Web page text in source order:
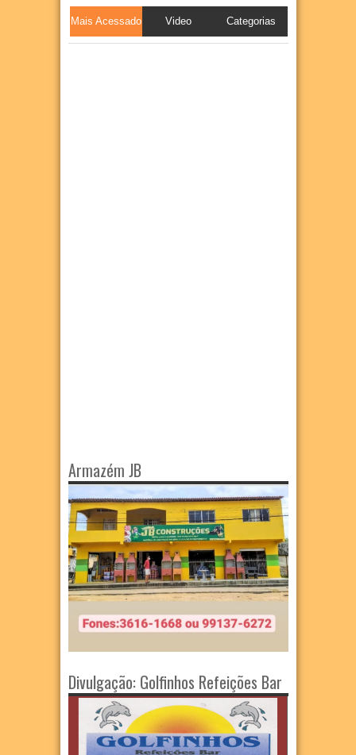
Mais Acessado Video Categorias
Armazém JB
Divulgação: Golfinhos Refeições Bar